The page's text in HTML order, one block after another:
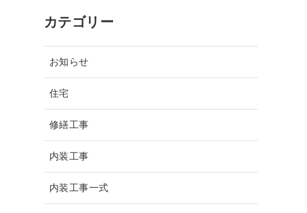
カテゴリー
お知らせ
住宅
修繕工事
内装工事
内装工事一式